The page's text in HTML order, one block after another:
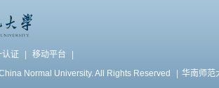
认证 移动平台
Normal University. All Rights Reserved
华南师范